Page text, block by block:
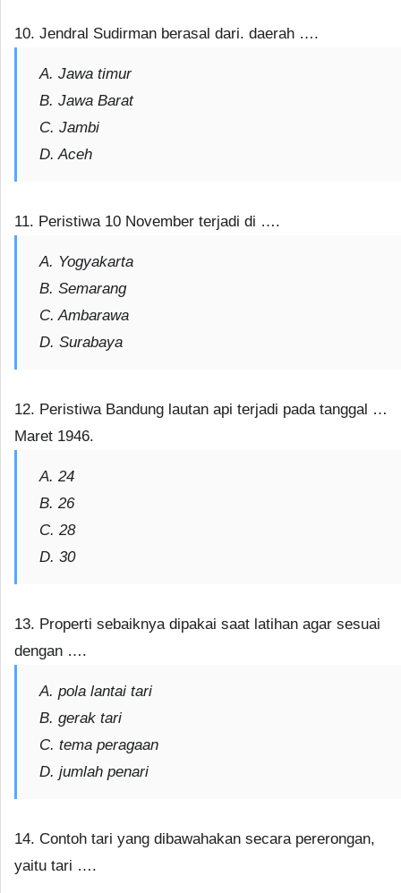
10. Jendral Sudirman berasal dari. daerah ….
A. Jawa timur
B. Jawa Barat
C. Jambi
D. Aceh
11. Peristiwa 10 November terjadi di ….
A. Yogyakarta
B. Semarang
C. Ambarawa
D. Surabaya
12. Peristiwa Bandung lautan api terjadi pada tanggal …
Maret 1946.
A. 24
B. 26
C. 28
D. 30
13. Properti sebaiknya dipakai saat latihan agar sesuai
dengan ….
A. pola lantai tari
B. gerak tari
C. tema peragaan
D. jumlah penari
14. Contoh tari yang dibawahakan secara pererongan,
yaitu tari ….